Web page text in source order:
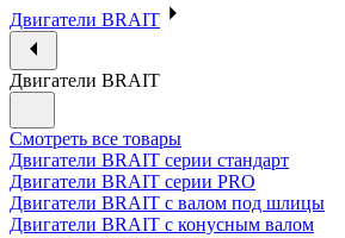
Двигатели BRAIT
Двигатели BRAIT
Смотреть все товары
Двигатели BRAIT серии стандарт
Двигатели BRAIT серии PRO
Двигатели BRAIT с валом под шлицы
Двигатели BRAIT с конусным валом